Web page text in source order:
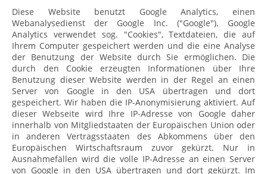
Diese Website benutzt Google Analytics, einen
Webanalysedienst der Google Inc. ("Google"). Google
Analytics verwendet sog. "Cookies", Textdateien, die auf
Ihrem Computer gespeichert werden und die eine Analyse
der Benutzung der Website durch Sie ermöglichen. Die
durch den Cookie erzeugten Informationen über Ihre
Benutzung dieser Website werden in der Regel an einen
Server von Google in den USA übertragen und dort
gespeichert. Wir haben die IP-Anonymisierung aktiviert. Auf
dieser Webseite wird Ihre IP-Adresse von Google daher
innerhalb von Mitgliedstaaten der Europäischen Union oder
in anderen Vertragsstaaten des Abkommens über den
Europäischen Wirtschaftsraum zuvor gekürzt. Nur in
Ausnahmefällen wird die volle IP-Adresse an einen Server
von Google in den USA übertragen und dort gekürzt. Im